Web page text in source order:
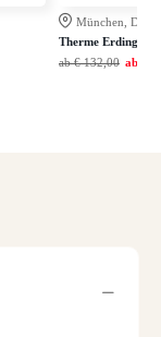
München, DE
Therme Erding
ab € 132,00 ab